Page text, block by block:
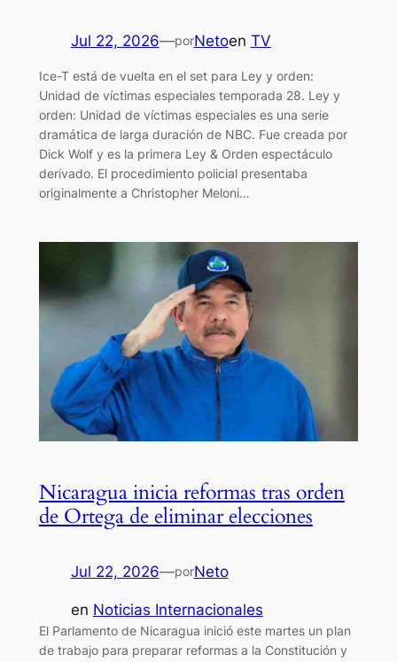
Jul 22, 2026—porNetoen TV
Ice-T está de vuelta en el set para Ley y orden:
Unidad de víctimas especiales temporada 28. Ley y
orden: Unidad de víctimas especiales es una serie
dramática de larga duración de NBC. Fue creada por
Dick Wolf y es la primera Ley & Orden espectáculo
derivado. El procedimiento policial presentaba
originalmente a Christopher Meloni…
Nicaragua inicia reformas tras orden
de Ortega de eliminar elecciones
Jul 22, 2026—porNeto
en Noticias Internacionales
El Parlamento de Nicaragua inició este martes un plan
de trabajo para preparar reformas a la Constitución y